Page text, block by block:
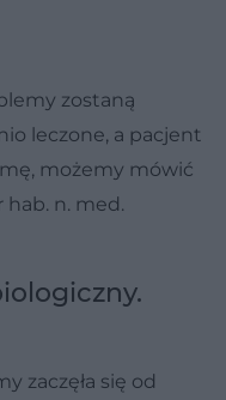
zostaną
leczone, a pacjent
możemy mówić
hab. n. med.
zaczęła się od